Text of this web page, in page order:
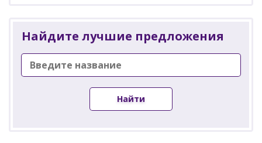
Найдите лучшие предложения
Найти